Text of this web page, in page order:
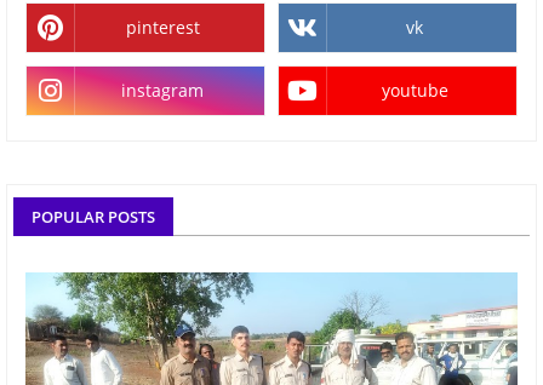
pinterest vk
instagram youtube
POPULAR POSTS